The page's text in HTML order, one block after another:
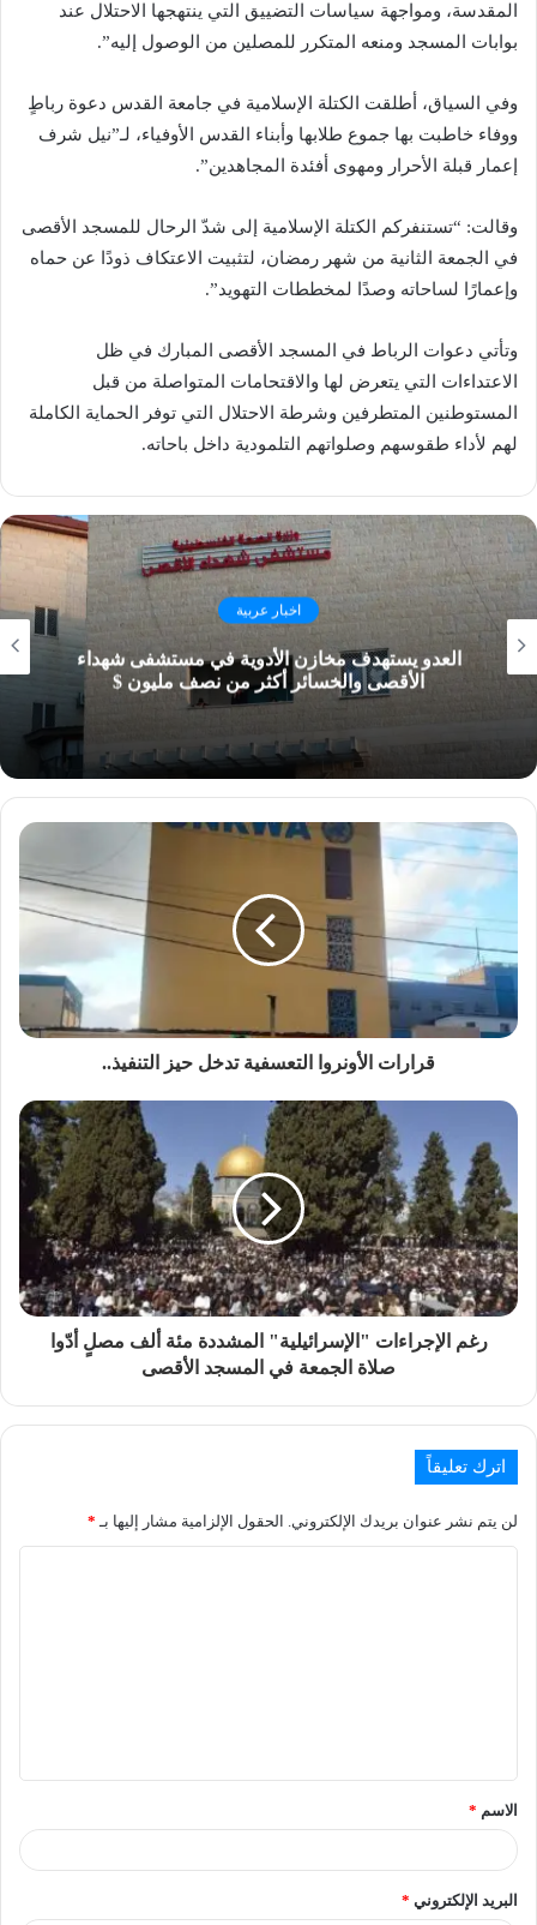
المقدسة، ومواجهة سياسات التضييق التي ينتهجها الاحتلال عند
بوابات المسجد ومنعه المتكرر للمصلين من الوصول إليه”.
وفي السياق، أطلقت الكتلة الإسلامية في جامعة القدس دعوة رباطٍ
ووفاء خاطبت بها جموع طلابها وأبناء القدس الأوفياء، لـ”نيل شرف
إعمار قبلة الأحرار ومهوى أفئدة المجاهدين”.
وقالت: “تستنفركم الكتلة الإسلامية إلى شدّ الرحال للمسجد الأقصى
في الجمعة الثانية من شهر رمضان، لتثبيت الاعتكاف ذودًا عن حماه
وإعمارًا لساحاته وصدًا لمخططات التهويد”.
وتأتي دعوات الرباط في المسجد الأقصى المبارك في ظل
الاعتداءات التي يتعرض لها والاقتحامات المتواصلة من قبل
المستوطنين المتطرفين وشرطة الاحتلال التي توفر الحماية الكاملة
لهم لأداء طقوسهم وصلواتهم التلمودية داخل باحاته.
اخبار عربية
العدو يستهدف مخازن الأدوية في مستشفى شهداء
الأقصى والخسائر أكثر من نصف مليون $
قرارات الأونروا التعسفية تدخل حيز التنفيذ..
رغم الإجراءات "الإسرائيلية" المشددة مئة ألف مصلٍ أدّوا
صلاة الجمعة في المسجد الأقصى
اترك تعليقاً
لن يتم نشر عنوان بريدك الإلكتروني. الحقول الإلزامية مشار إليها بـ *
الاسم *
البريد الإلكتروني *